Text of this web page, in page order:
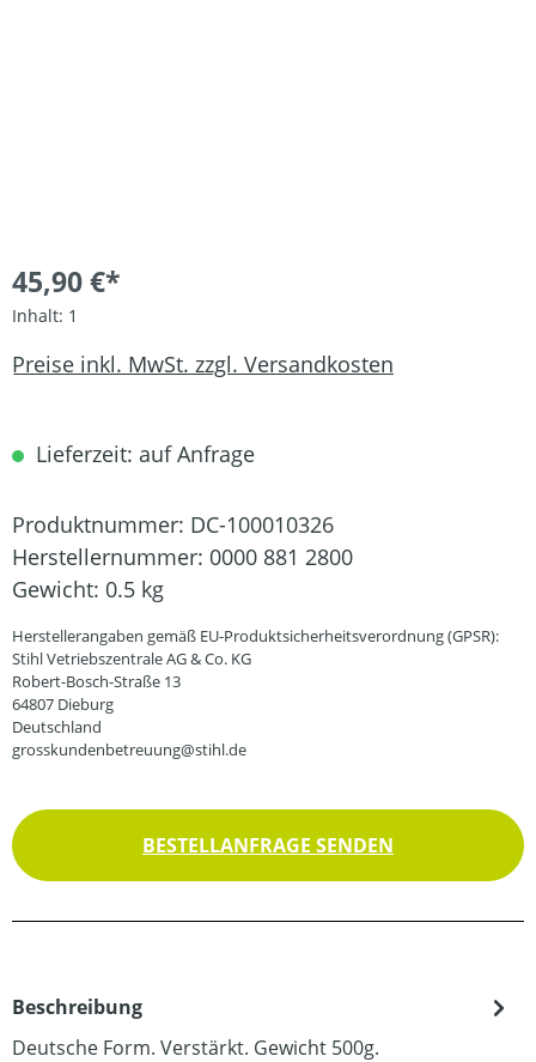
45,90 €*
Inhalt: 1
Preise inkl. MwSt. zzgl. Versandkosten
Lieferzeit: auf Anfrage
Produktnummer: DC-100010326
Herstellernummer: 0000 881 2800
Gewicht: 0.5 kg
Herstellerangaben gemäß EU-Produktsicherheitsverordnung (GPSR):
Stihl Vetriebszentrale AG & Co. KG
Robert-Bosch-Straße 13
64807 Dieburg
Deutschland
grosskundenbetreuung@stihl.de
BESTELLANFRAGE SENDEN
Beschreibung
Deutsche Form. Verstärkt. Gewicht 500g.